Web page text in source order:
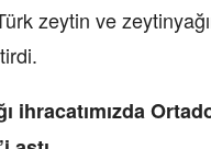
zeytin ve
ihracatımızda